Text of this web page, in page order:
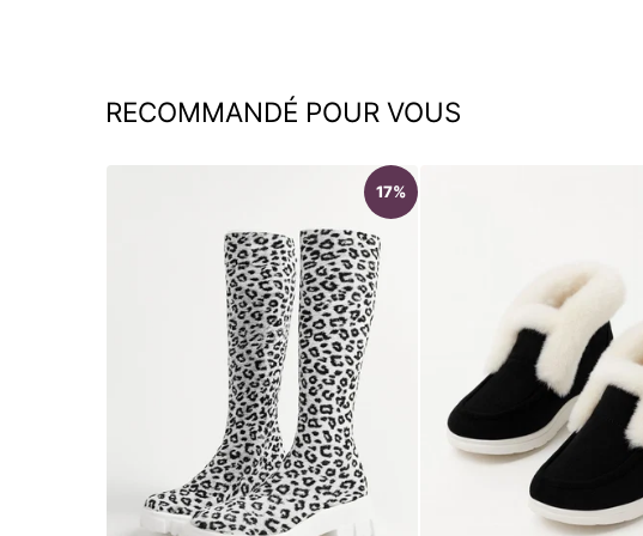
RECOMMANDÉ POUR VOUS
17%